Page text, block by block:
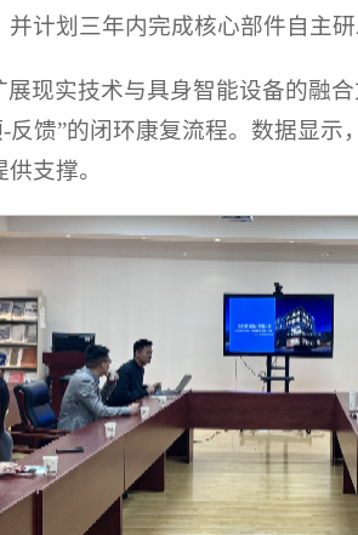
计划三年内完成核心部件自主研
现实技术与具身智能设备的融
馈”的闭环康复流程。数据显
支撑。